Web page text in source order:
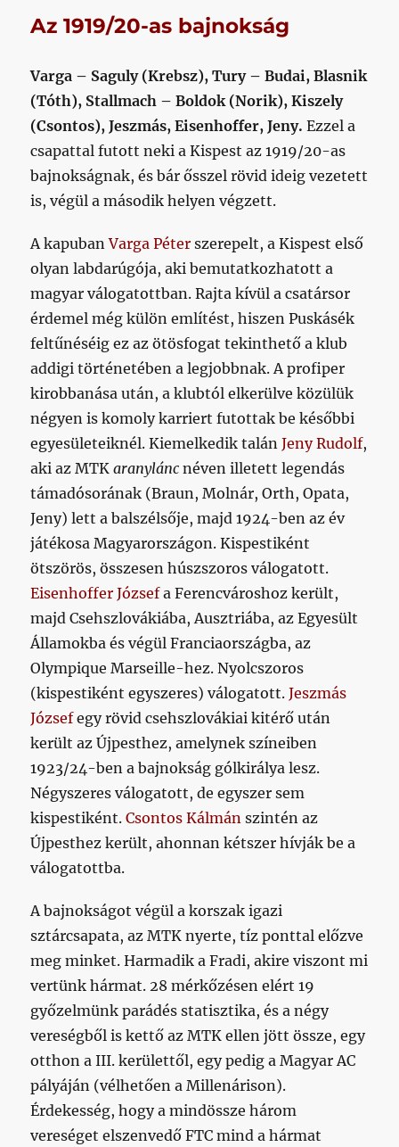
Az 1919/20-as bajnokság
Varga – Saguly (Krebsz), Tury – Budai, Blasnik
(Tóth), Stallmach – Boldok (Norik), Kiszely
(Csontos), Jeszmás, Eisenhoffer, Jeny.Ezzel a
csapattal futott neki a Kispest az 1919/20-as
bajnokságnak, és bár ősszel rövid ideig vezetett
is, végül a második helyen végzett.
A kapubanVarga Péter szerepelt, a Kispest első
olyan labdarúgója, aki bemutatkozhatott a
magyar válogatottban. Rajta kívül a csatársor
érdemel még külön említést, hiszen Puskásék
feltűnéséig ez az ötösfogat tekinthető a klub
addigi történetében a legjobbnak. A profiper
kirobbanása után, a klubtól elkerülve közülük
négyen is komoly karriert futottak be későbbi
egyesületeiknél. Kiemelkedik talánJeny Rudolf,
aki az MTKaranyláncnéven illetett legendás
támadósorának (Braun, Molnár, Orth, Opata,
Jeny) lett a balszélsője, majd 1924-ben az év
játékosa Magyarországon. Kispestiként
ötszörös, összesen húszszoros válogatott.
Eisenhoffer Józsefa Ferencvároshoz került,
majd Csehszlovákiába, Ausztriába, az Egyesült
Államokba és végül Franciaországba, az
Olympique Marseille-hez. Nyolcszoros
(kispestiként egyszeres) válogatott.Jeszmás
Józsefegy rövid csehszlovákiai kitérő után
került az Újpesthez, amelynek színeiben
1923/24-ben a bajnokság gólkirálya lesz.
Négyszeres válogatott, de egyszer sem
kispestiként.Csontos Kálmán szintén az
Újpesthez került, ahonnan kétszer hívják be a
válogatottba.
A bajnokságot végül a korszak igazi
sztárcsapata, az MTK nyerte, tíz ponttal előzve
meg minket. Harmadik a Fradi, akire viszont mi
vertünk hármat. 28 mérkőzésen elért 19
győzelmünk parádés statisztika, és a négy
vereségből is kettő az MTK ellen jött össze, egy
otthon a III. kerülettől, egy pedig a Magyar AC
pályáján (vélhetően a Millenárison).
Érdekesség, hogy a mindössze három
vereséget elszenvedő FTC mind a hármat